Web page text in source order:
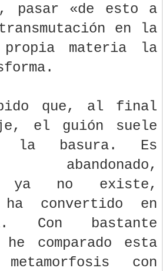
pasar «de esto a
en la
materia la
que, al final
el guión suele
la basura. Es
abandonado,
ya no existe,
convertido en
Con bastante
comparado esta
con